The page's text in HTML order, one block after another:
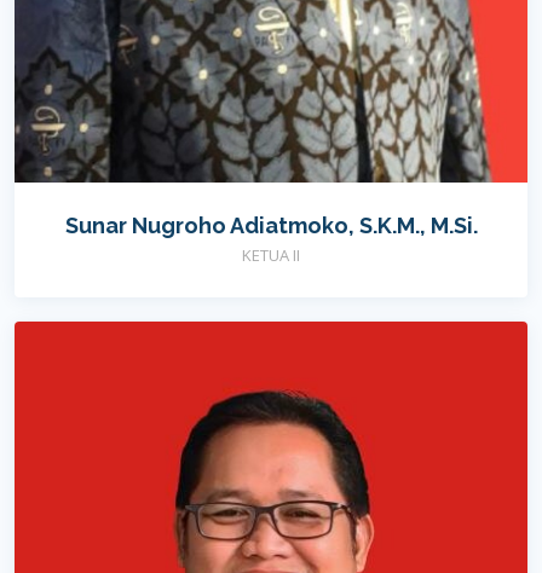
Sunar Nugroho Adiatmoko, S.K.M., M.Si.
KETUA II